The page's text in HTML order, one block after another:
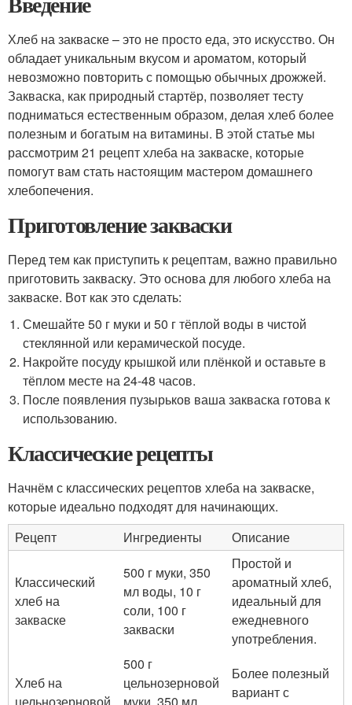
Хлеб на закваске – это не просто еда, это искусство. Он
обладает уникальным вкусом и ароматом, который
невозможно повторить с помощью обычных дрожжей.
Закваска, как природный стартёр, позволяет тесту
подниматься естественным образом, делая хлеб более
полезным и богатым на витамины. В этой статье мы
рассмотрим 21 рецепт хлеба на закваске, которые
помогут вам стать настоящим мастером домашнего
хлебопечения.
Приготовление закваски
Перед тем как приступить к рецептам, важно правильно
приготовить закваску. Это основа для любого хлеба на
закваске. Вот как это сделать:
Смешайте 50 г муки и 50 г тёплой воды в чистой
стеклянной или керамической посуде.
Накройте посуду крышкой или плёнкой и оставьте в
тёплом месте на 24-48 часов.
После появления пузырьков ваша закваска готова к
использованию.
Классические рецепты
Начнём с классических рецептов хлеба на закваске,
которые идеально подходят для начинающих.
Рецепт
Ингредиенты Описание
Классический
хлеб на
закваске
500 г муки, 350
мл воды, 10 г
соли, 100 г
закваски
Простой и
ароматный хлеб,
идеальный для
ежедневного
употребления.
Хлеб на
500 г
цельнозерновой
Более полезный
вариант с